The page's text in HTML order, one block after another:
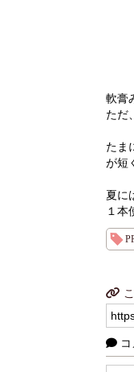
軟膏
ただ
たま
が短
夏に
１本